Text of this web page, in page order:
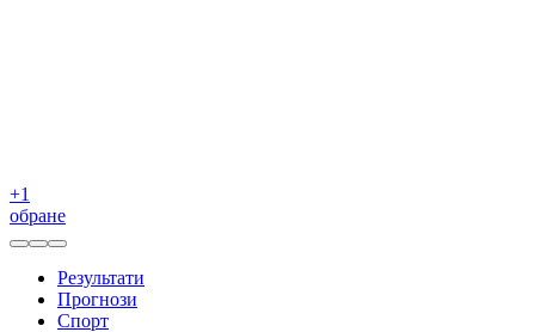
+1
обране
Результати
Прогнози
Спорт